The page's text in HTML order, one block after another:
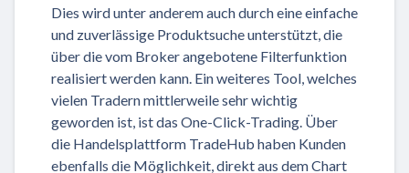
Dies wird unter anderem auch durch eine einfache
und zuverlässige Produktsuche unterstützt, die
über die vom Broker angebotene Filterfunktion
realisiert werden kann. Ein weiteres Tool, welches
vielen Tradern mittlerweile sehr wichtig
geworden ist, ist das One-Click-Trading. Über
die Handelsplattform TradeHub haben Kunden
ebenfalls die Möglichkeit, direkt aus dem Chart